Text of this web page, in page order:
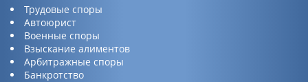
Трудовые споры
Автоюрист
Военные споры
Взыскание алиментов
Арбитражные споры
Банкротство